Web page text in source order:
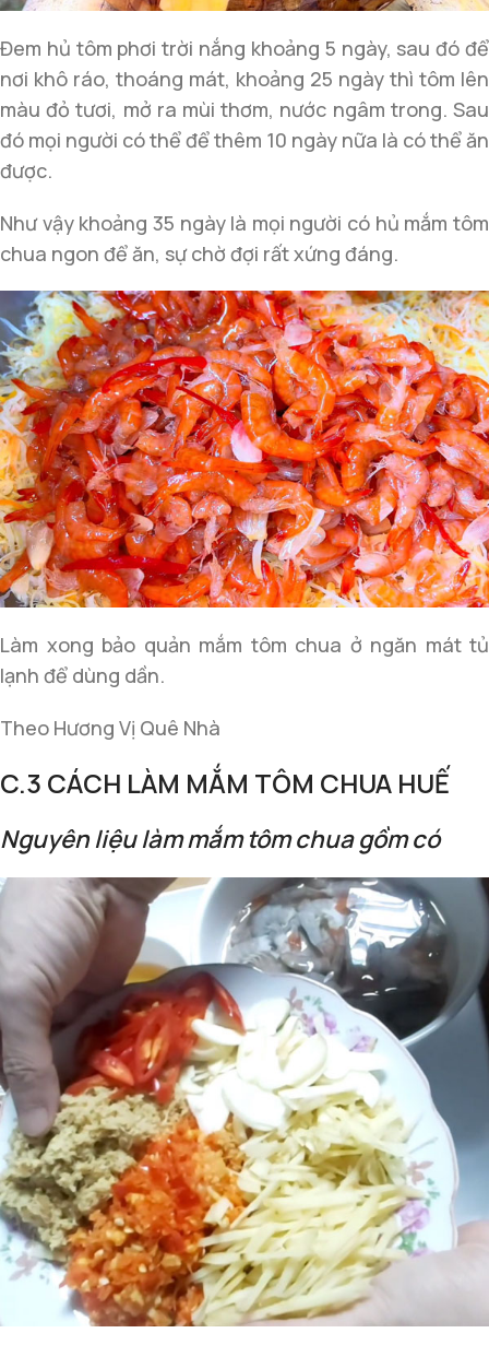
Đem hủ tôm phơi trời nắng khoảng 5 ngày, sau đó để
nơi khô ráo, thoáng mát, khoảng 25 ngày thì tôm lên
màu đỏ tươi, mở ra mùi thơm, nước ngâm trong. Sau
đó mọi người có thể để thêm 10 ngày nữa là có thể ăn
được.
Như vậy khoảng 35 ngày là mọi người có hủ mắm tôm
chua ngon để ăn, sự chờ đợi rất xứng đáng.
Làm xong bảo quản mắm tôm chua ở ngăn mát tủ
lạnh để dùng dần.
Theo Hương Vị Quê Nhà
C.3 CÁCH LÀM MẮM TÔM CHUA HUẾ
Nguyên liệu làm mắm tôm chua gồm có